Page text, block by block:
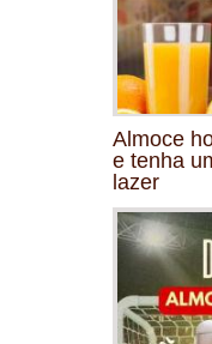
Almoce
e tenha
lazer